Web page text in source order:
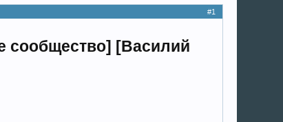
#1
сообщество] [Василий